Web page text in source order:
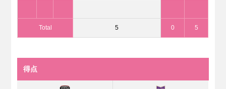
Total 5 0 5
得点